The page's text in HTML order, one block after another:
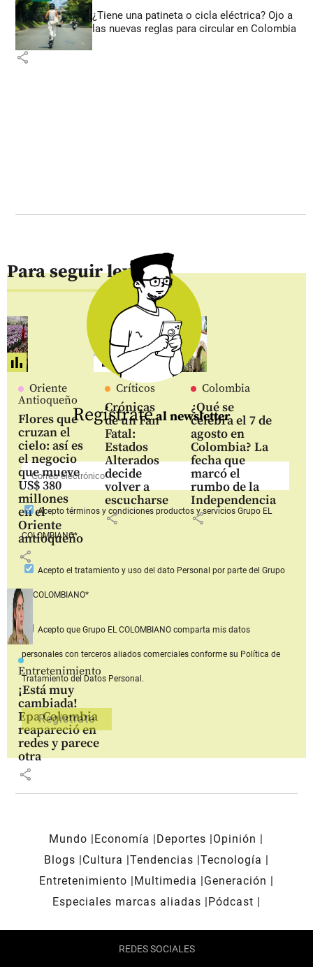
¿Tiene una patineta o cicla eléctrica? Ojo a
las nuevas reglas para circular en Colombia
share
Para seguir leyendo
Oriente
Antioqueño
Flores que
cruzan el
cielo: así es
el negocio
que mueve
US$ 380
millones
en el
Oriente
antioqueño
share
Críticos
Crónicas
de un Fan
Fatal:
Estados
Alterados
decide
volver a
escucharse
share
Colombia
¿Qué se
celebra el 7 de
agosto en
Colombia? La
fecha que
marcó el
rumbo de la
Independencia
share
Entretenimiento
¡Está muy
cambiada!
Epa Colombia
reapareció en
redes y parece
otra
share
Regístrateal newsletter
Aceptotérminos y condiciones productos y serviciosGrupo EL
COLOMBIANO*
Acepto el tratamiento y uso del dato Personal por parte del Grupo
EL COLOMBIANO*
Acepto que Grupo EL COLOMBIANOcomparta mis datos
personales con terceros aliados comerciales conforme su Política de
Tratamiento del Datos Personal.
Mundo Economía Deportes
Opinión
Blogs
Cultura Tendencias Tecnología
Entretenimiento
Multimedia
Generación
Especiales marcas aliadas
Pódcast
REDES SOCIALES